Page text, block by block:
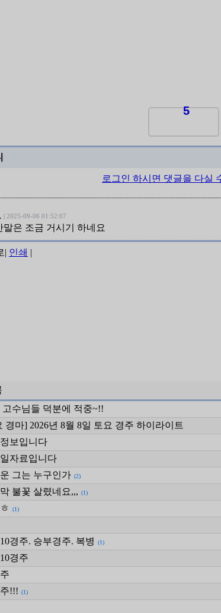
5
로그인 하시면 댓글을 다실
| 2025-09-06 01:52:07
말은 조금 거시기 하네요
| 인쇄 |
고수님들 덕분에 적중~!!
경마] 2026년 8월 8일 토요 경주 하이라이트
보입니다
자료입니다
그는 누구인가 (2)
불꽃 살렸네요,,, (1)
(1)
경주. 승부경주. 복병 (1)
경주
!!! (1)